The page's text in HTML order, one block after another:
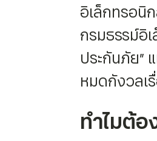
อิเล็กทรอนิ
กรมธรรม์อิ
ประกันภัย”
หมดกังวลเ
ทำไมต้อ